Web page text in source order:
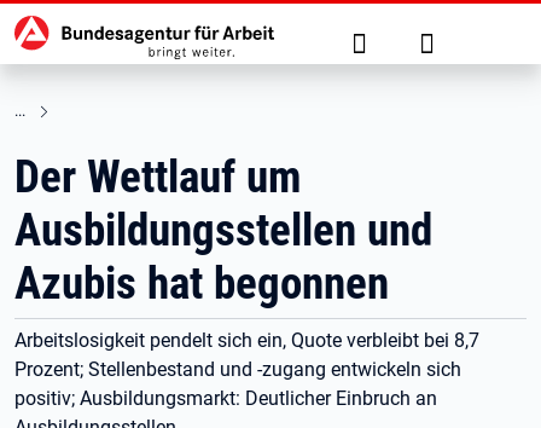
zu den Hauptinhalten springen
Hauptnavigation Suche Anmelden
Der Wettlauf um
Ausbildungsstellen und
Azubis hat begonnen
Arbeitslosigkeit pendelt sich ein, Quote verbleibt bei 8,7
Prozent; Stellenbestand und -zugang entwickeln sich
positiv; Ausbildungsmarkt: Deutlicher Einbruch an